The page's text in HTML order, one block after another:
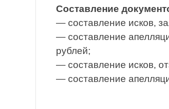
Составление
— составление исков,
— составление
рублей;
— составление исков,
— составление